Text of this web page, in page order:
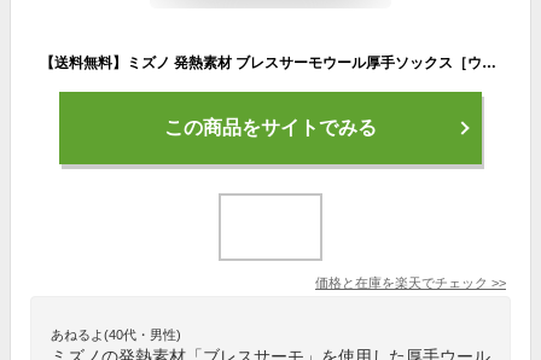
【送料無料】ミズノ 発熱素材 ブレスサーモウール厚手ソックス［ウィメンズ］ グレー Mizuno B2JX970305
この商品をサイトでみる
価格と在庫を楽天でチェック >>
あねるよ(40代・男性)